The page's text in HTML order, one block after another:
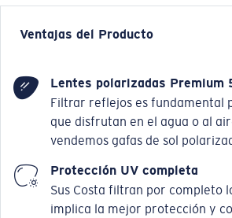
Ventajas del Producto
Lentes polarizadas Premium
Filtrar reflejos es fundamental
que disfrutan en el agua o al
vendemos gafas de sol
Protección UV completa
Sus Costa filtran por completo
implica la mejor protección y